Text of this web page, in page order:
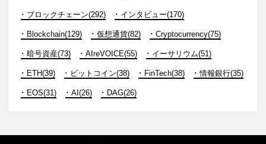
ブロックチェーン(292) インタビュー(170)
Blockchain(129) 仮想通貨(82) Cryptocurrency(75)
暗号資産(73) AIreVOICE(55) イーサリウム(51)
ETH(39) ビットコイン(38) FinTech(38) 情報銀行(35)
EOS(31) AI(26) DAG(26)